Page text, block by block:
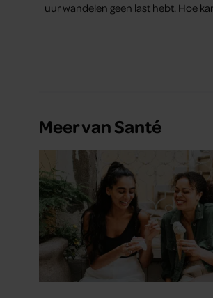
uur wandelen geen last hebt. Hoe
Meer van Santé